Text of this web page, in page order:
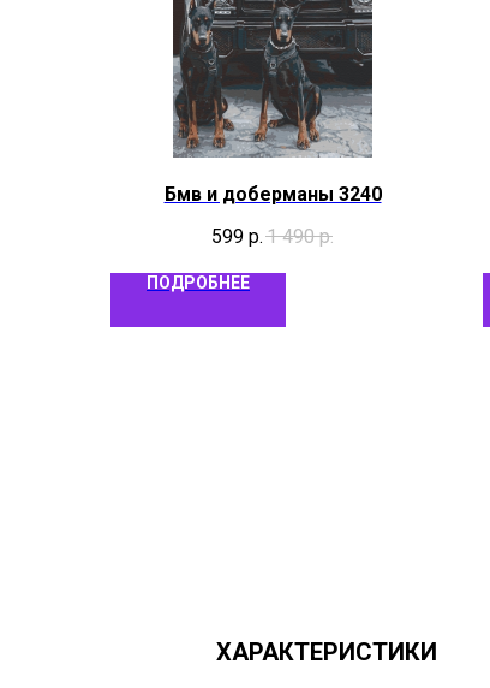
Бмв и доберманы 3240
599 р. 1 490 р.
ПОДРОБНЕЕ
ХАРАКТЕРИСТИКИ